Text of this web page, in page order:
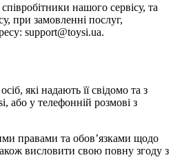
нашого сервісу, та
при замовленні послуг,
support@toysi.ua.
які надають її свідомо та з
або у телефонній розмові з
правами та обов’язками щодо
висловити свою повну згоду з